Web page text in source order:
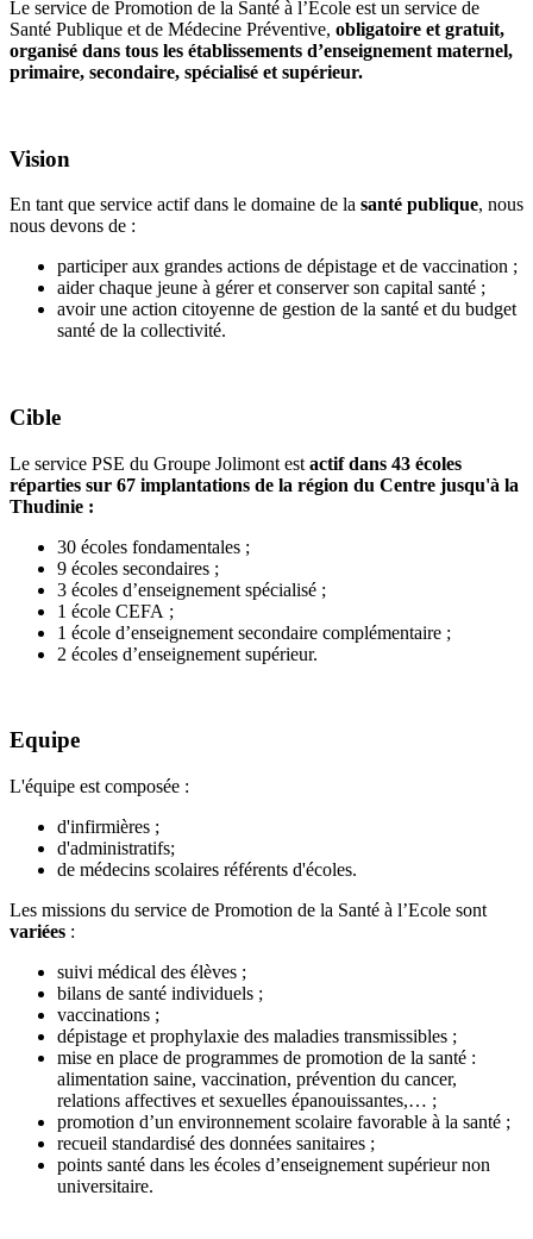
Le service de Promotion de la Santé à l’Ecole est un service de
Santé Publique et de Médecine Préventive, obligatoire et gratuit,
organisé dans tous les établissements d’enseignement maternel,
primaire, secondaire, spécialisé et supérieur.
Vision
En tant que service actif dans le domaine de la santé publique, nous
nous devons de :
participer aux grandes actions de dépistage et de vaccination ;
aider chaque jeune à gérer et conserver son capital santé ;
avoir une action citoyenne de gestion de la santé et du budget
santé de la collectivité.
Cible
Le service PSE du Groupe Jolimont est actif dans 43 écoles
réparties sur 67 implantations de la région du Centre jusqu'à la
Thudinie :
30 écoles fondamentales ;
9 écoles secondaires ;
3 écoles d’enseignement spécialisé ;
1 école CEFA ;
1 école d’enseignement secondaire complémentaire ;
2 écoles d’enseignement supérieur.
Equipe
L'équipe est composée :
d'infirmières ;
d'administratifs;
de médecins scolaires référents d'écoles.
Les missions du service de Promotion de la Santé à l’Ecole sont
variées :
suivi médical des élèves ;
bilans de santé individuels ;
vaccinations ;
dépistage et prophylaxie des maladies transmissibles ;
mise en place de programmes de promotion de la santé :
alimentation saine, vaccination, prévention du cancer,
relations affectives et sexuelles épanouissantes,… ;
promotion d’un environnement scolaire favorable à la santé ;
recueil standardisé des données sanitaires ;
points santé dans les écoles d’enseignement supérieur non
universitaire.